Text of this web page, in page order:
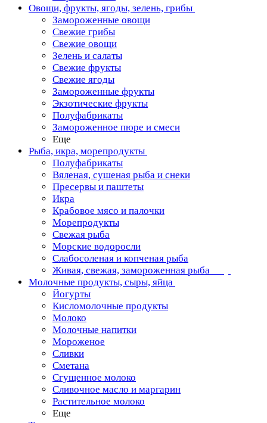
Овощи, фрукты, ягоды, зелень, грибы
Замороженные овощи
Свежие грибы
Свежие овощи
Зелень и салаты
Свежие фрукты
Свежие ягоды
Замороженные фрукты
Экзотические фрукты
Полуфабрикаты
Замороженное пюре и смеси
Еще
Рыба, икра, морепродукты
Полуфабрикаты
Вяленая, сушеная рыба и снеки
Пресервы и паштеты
Икра
Крабовое мясо и палочки
Морепродукты
Свежая рыба
Морские водоросли
Слабосоленая и копченая рыба
Живая, свежая, замороженная рыба
Молочные продукты, сыры, яйца
Йогурты
Кисломолочные продукты
Молоко
Молочные напитки
Мороженое
Сливки
Сметана
Сгущенное молоко
Сливочное масло и маргарин
Растительное молоко
Еще